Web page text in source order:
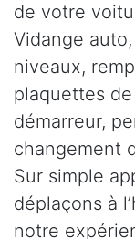
de votre
Vidange
niveaux,
plaquettes
démarreur,
changement
Sur simple
déplaçons à
notre